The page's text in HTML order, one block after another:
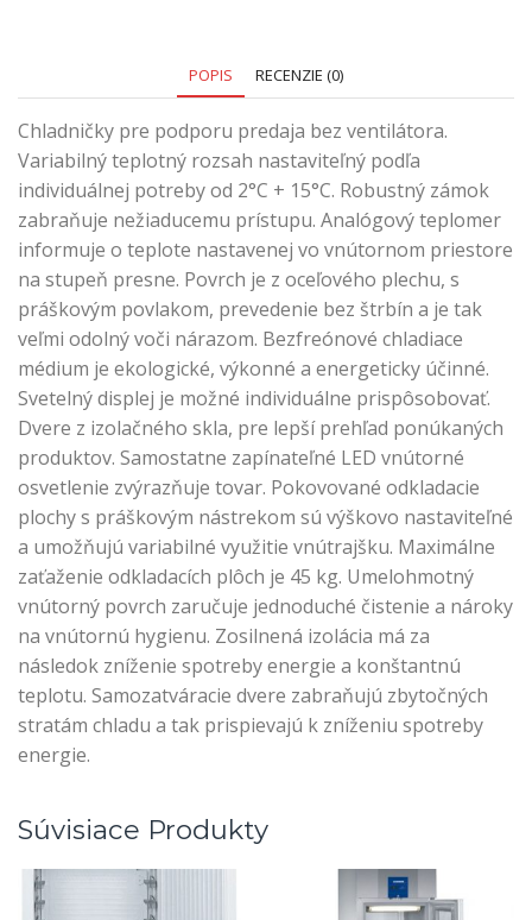
POPIS RECENZIE (0)
Chladničky pre podporu predaja bez ventilátora.
Variabilný teplotný rozsah nastaviteľný podľa
individuálnej potreby od 2°C + 15°C. Robustný zámok
zabraňuje nežiaducemu prístupu. Analógový teplomer
informuje o teplote nastavenej vo vnútornom priestore
na stupeň presne. Povrch je z oceľového plechu, s
práškovým povlakom, prevedenie bez štrbín a je tak
veľmi odolný voči nárazom. Bezfreónové chladiace
médium je ekologické, výkonné a energeticky účinné.
Svetelný displej je možné individuálne prispôsobovať.
Dvere z izolačného skla, pre lepší prehľad ponúkaných
produktov. Samostatne zapínateľné LED vnútorné
osvetlenie zvýrazňuje tovar. Pokovované odkladacie
plochy s práškovým nástrekom sú výškovo nastaviteľné
a umožňujú variabilné využitie vnútrajšku. Maximálne
zaťaženie odkladacích plôch je 45 kg. Umelohmotný
vnútorný povrch zaručuje jednoduché čistenie a nároky
na vnútornú hygienu. Zosilnená izolácia má za
následok zníženie spotreby energie a konštantnú
teplotu. Samozatváracie dvere zabraňujú zbytočných
stratám chladu a tak prispievajú k zníženiu spotreby
energie.
Súvisiace Produkty